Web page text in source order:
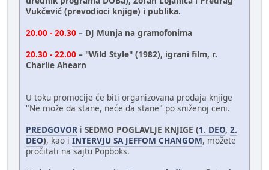
Vukčević (prevodioci knjige) i publika.
20.00 - 20.30 – DJ Munja na gramofonima
20.30 - 22.00 – "Wild Style" (1982), igrani film, r.
Charlie Ahearn
U toku promocije će biti organizovana prodaja knjige
"Ne može da stane, neće da stane" po sniženoj ceni.
PREDGOVOR i SEDMO POGLAVLJE KNJIGE (1. DEO, 2.
DEO), kao i INTERVJU SA JEFFOM CHANGOM, možete
pročitati na sajtu Popboks.